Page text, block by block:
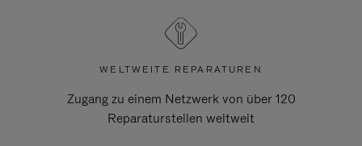
WELTWEITE REPARATUREN
Zugang zu einem Netzwerk von über 120
Reparaturstellen weltweit